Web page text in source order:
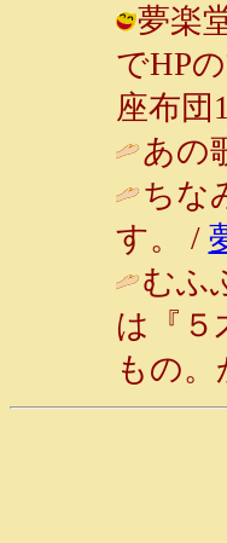
夢楽
でHP
座布団
あの
ちな
す。 /
むふ
は『５
もの